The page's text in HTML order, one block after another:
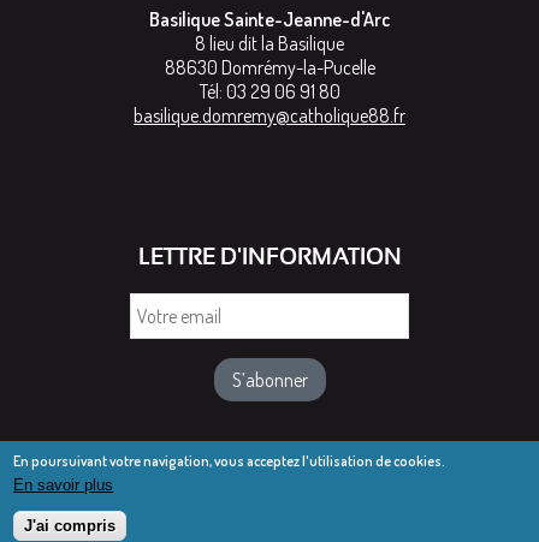
Basilique Sainte-Jeanne-d'Arc
8 lieu dit la Basilique
88630 Domrémy-la-Pucelle
Tél: 03 29 06 91 80
basilique.domremy@catholique88.fr
LETTRE D'INFORMATION
© Diocèse de Saint-Dié 2016-2025
En poursuivant votre navigation, vous acceptez l'utilisation de cookies.
En savoir plus
J'ai compris